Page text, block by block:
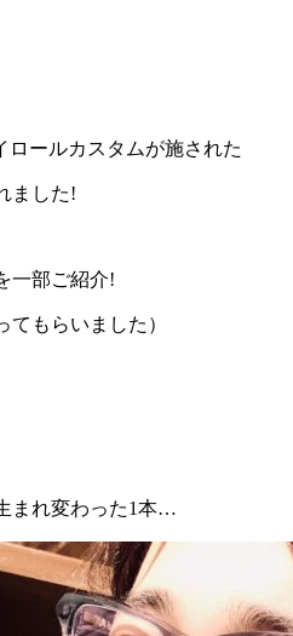
ロールカスタムが施された
ました!
一部ご紹介!
てもらいました）
まれ変わった1本…